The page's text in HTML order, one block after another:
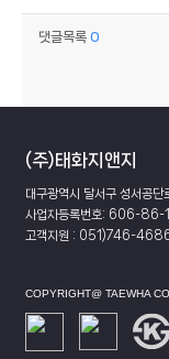
댓글목록 0
(주)태화지앤지
대구광역시 달서구 성서공
사업자등록번호: 606-86-
고객지원 : 051)746-
COPYRIGHT@ TAEWHA